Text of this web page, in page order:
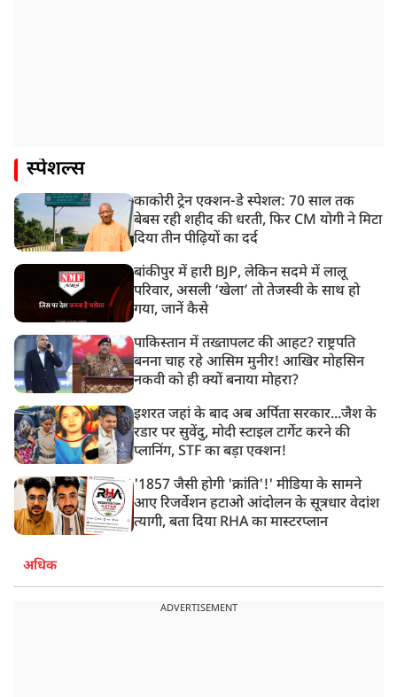
स्पेशल्स
काकोरी ट्रेन एक्शन-डे स्पेशल: 70 साल तक
बेबस रही शहीद की धरती, फिर CM योगी ने मिटा
दिया तीन पीढ़ियों का दर्द
बांकीपुर में हारी BJP, लेकिन सदमे में लालू
परिवार, असली ‘खेला’ तो तेजस्वी के साथ हो
गया, जानें कैसे
पाकिस्तान में तख्तापलट की आहट? राष्ट्रपति
बनना चाह रहे आसिम मुनीर! आखिर मोहसिन
नकवी को ही क्यों बनाया मोहरा?
इशरत जहां के बाद अब अर्पिता सरकार...जैश के
रडार पर सुवेंदु, मोदी स्टाइल टार्गेट करने की
प्लानिंग, STF का बड़ा एक्शन!
'1857 जैसी होगी 'क्रांति'!' मीडिया के सामने
आए रिजर्वेशन हटाओ आंदोलन के सूत्रधार वेदांश
त्यागी, बता दिया RHA का मास्टरप्लान
अधिक
ADVERTISEMENT